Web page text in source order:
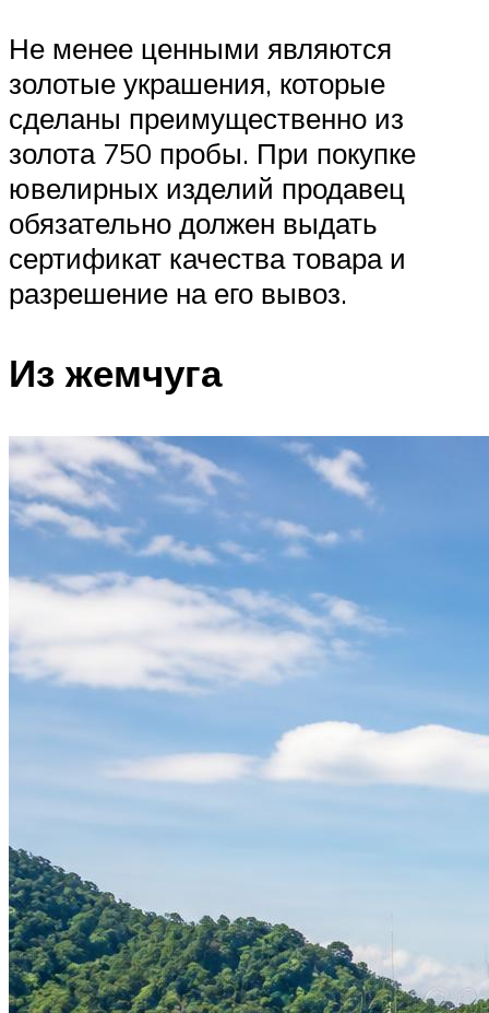
Не менее ценными являются
золотые украшения, которые
сделаны преимущественно из
золота 750 пробы. При покупке
ювелирных изделий продавец
обязательно должен выдать
сертификат качества товара и
разрешение на его вывоз.
Из жемчуга